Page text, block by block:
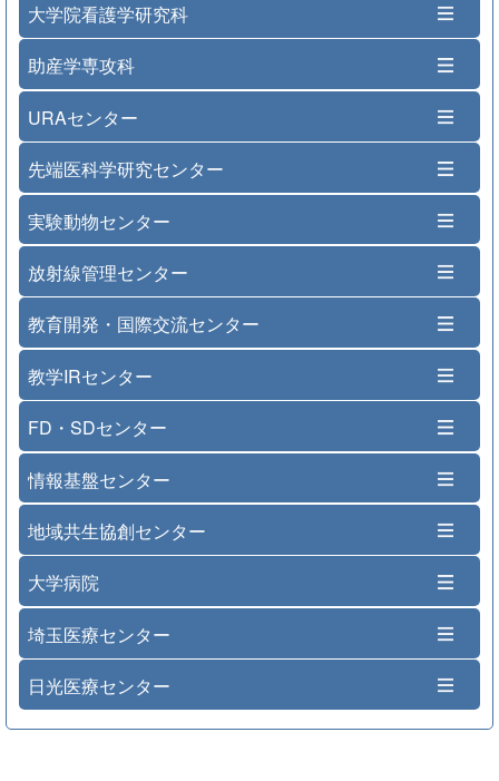
大学院看護学研究科
助産学専攻科
URAセンター
先端医科学研究センター
実験動物センター
放射線管理センター
教育開発・国際交流センター
教学IRセンター
FD・SDセンター
情報基盤センター
地域共生協創センター
大学病院
埼玉医療センター
日光医療センター